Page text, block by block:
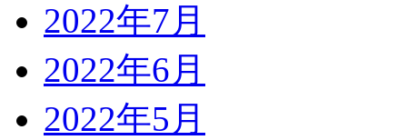
2022年7月
2022年6月
2022年5月